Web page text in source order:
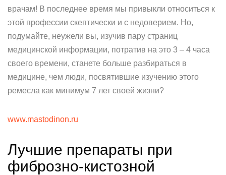
врачам! В последнее время мы привыкли относиться к
этой профессии скептически и с недоверием. Но,
подумайте, неужели вы, изучив пару страниц
медицинской информации, потратив на это 3 – 4 часа
своего времени, станете больше разбираться в
медицине, чем люди, посвятившие изучению этого
ремесла как минимум 7 лет своей жизни?
www.mastodinon.ru
Лучшие препараты при
фиброзно-кистозной